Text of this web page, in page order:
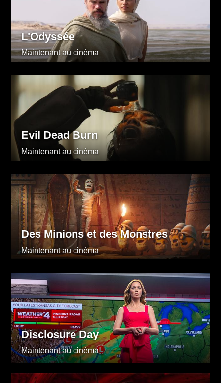
L'Odyssée
Maintenant au cinéma
Evil Dead Burn
Maintenant au cinéma
Des Minions et des Monstres
Maintenant au cinéma
Disclosure Day
Maintenant au cinéma